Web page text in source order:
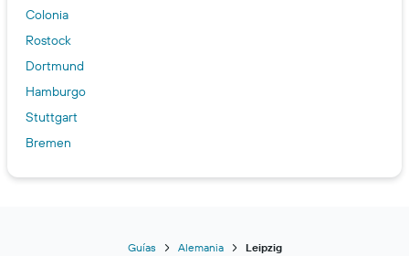
Colonia
Rostock
Dortmund
Hamburgo
Stuttgart
Bremen
Guías Alemania Leipzig